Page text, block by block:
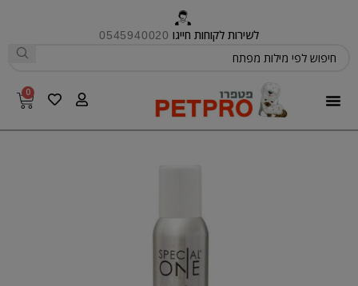
לשירות לקוחות חייגו 0545940020
0